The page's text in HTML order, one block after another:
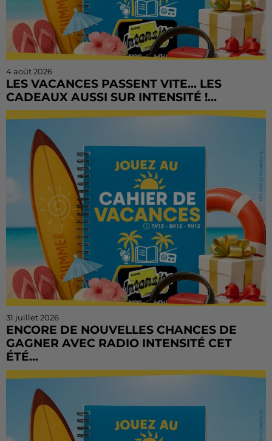
4 août 2026
LES VACANCES PASSENT VITE... LES
CADEAUX AUSSI SUR INTENSITÉ !...
L'été file à toute vitesse, mais il est encore temps de
sur Radio Intensité avec des centaines de...
31 juillet 2026
ENCORE DE NOUVELLES CHANCES DE
GAGNER AVEC RADIO INTENSITÉ CET
ÉTÉ...
Vous n'avez pas encore tenté votre chance ? Ou vous
Vacances continue sur Radio Intensité ! Chaque
matin, de...